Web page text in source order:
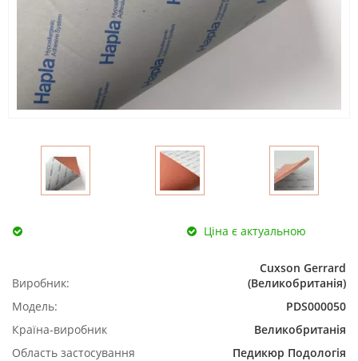
Ціна є актуальною
Виробник:
Cuxson Gerrard
(Великобританія)
Модель:
PDS000050
Країна-виробник
Великобританія
Область застосування
Педикюр Подологія